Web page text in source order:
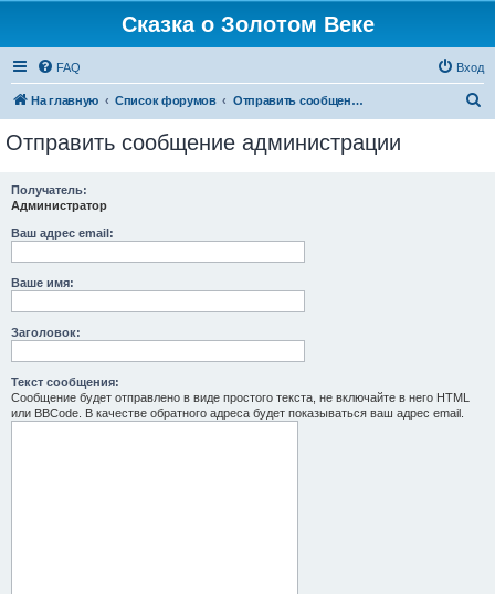
Сказка о Золотом Веке
FAQ Вход
На главную Список форумов Отправить сообщение администрации
Отправить сообщение администрации
Получатель:
Администратор
Ваш адрес email:
Ваше имя:
Заголовок:
Текст сообщения:
Сообщение будет отправлено в виде простого текста, не включайте в него HTML
или BBCode. В качестве обратного адреса будет показываться ваш адрес email.